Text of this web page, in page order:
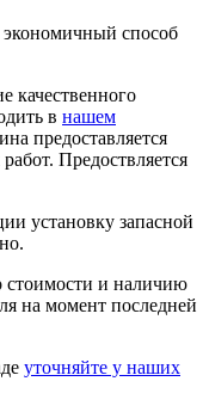
способ
качественного
в нашем
предоставляется
Предоствляется
установку запасной
стоимости и наличию
на момент последней
уточняйте у наших